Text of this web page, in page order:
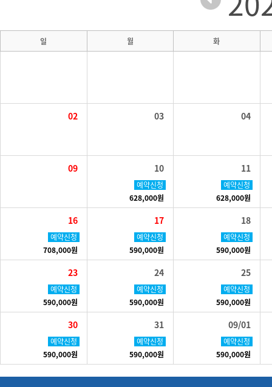
일 월 화
02 03 04
09 10
예약신청
628,000원
11
예약신청
628,000원
16
예약신청
708,000원
17
예약신청
590,000원
18
예약신청
590,000원
23
예약신청
590,000원
24
예약신청
590,000원
25
예약신청
590,000원
30
예약신청
590,000원
31
예약신청
590,000원
09/01
예약신청
590,000원